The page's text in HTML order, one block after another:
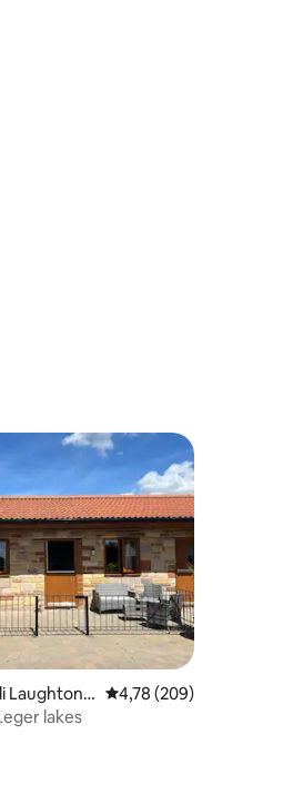
Laughton e Nilai rata-rata 4,78 dari
4,78 (209)
lakes